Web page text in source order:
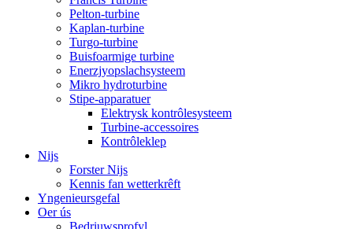
Pelton-turbine
Kaplan-turbine
Turgo-turbine
Buisfoarmige turbine
Enerzjyopslachsysteem
Mikro hydroturbine
Stipe-apparatuer
Elektrysk kontrôlesysteem
Turbine-accessoires
Kontrôleklep
Nijs
Forster Nijs
Kennis fan wetterkrêft
Yngenieursgefal
Oer ús
Bedriuwsprofyl